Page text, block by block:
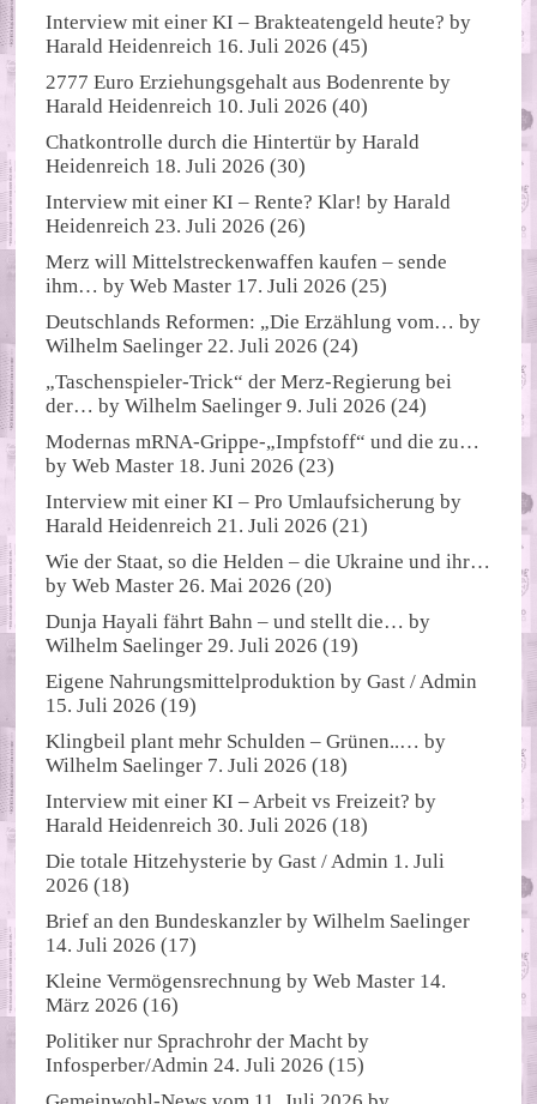
Interview mit einer KI – Brakteatengeld heute? by
Harald Heidenreich 16. Juli 2026 (45)
2777 Euro Erziehungsgehalt aus Bodenrente by
Harald Heidenreich 10. Juli 2026 (40)
Chatkontrolle durch die Hintertür byHarald
Heidenreich 18. Juli 2026 (30)
Interview mit einer KI – Rente? Klar! byHarald
Heidenreich 23. Juli 2026 (26)
Merz will Mittelstreckenwaffen kaufen – sende
ihm… byWeb Master 17. Juli 2026 (25)
Deutschlands Reformen: „Die Erzählung vom… by
Wilhelm Saelinger 22. Juli 2026 (24)
„Taschenspieler-Trick“ der Merz-Regierung bei
der… byWilhelm Saelinger 9. Juli 2026 (24)
Modernas mRNA-Grippe-„Impfstoff“ und die zu…
byWeb Master 18. Juni 2026 (23)
Interview mit einer KI – Pro Umlaufsicherung by
Harald Heidenreich 21. Juli 2026 (21)
Wie der Staat, so die Helden – die Ukraine und ihr…
byWeb Master 26. Mai 2026 (20)
Dunja Hayali fährt Bahn – und stellt die… by
Wilhelm Saelinger 29. Juli 2026 (19)
Eigene Nahrungsmittelproduktion byGast / Admin
15. Juli 2026 (19)
Klingbeil plant mehr Schulden – Grünen..… by
Wilhelm Saelinger 7. Juli 2026 (18)
Interview mit einer KI – Arbeit vs Freizeit? by
Harald Heidenreich 30. Juli 2026 (18)
Die totale Hitzehysterie byGast / Admin 1. Juli
2026 (18)
Brief an den Bundeskanzler byWilhelm Saelinger
14. Juli 2026 (17)
Kleine Vermögensrechnung byWeb Master 14.
März 2026 (16)
Politiker nur Sprachrohr der Macht by
Infosperber/Admin 24. Juli 2026 (15)